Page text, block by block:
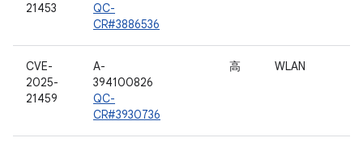
21453
QC-
CR#3886536
CVE-
2025-
21459
A-
394100826
QC-
CR#3930736
高 WLAN